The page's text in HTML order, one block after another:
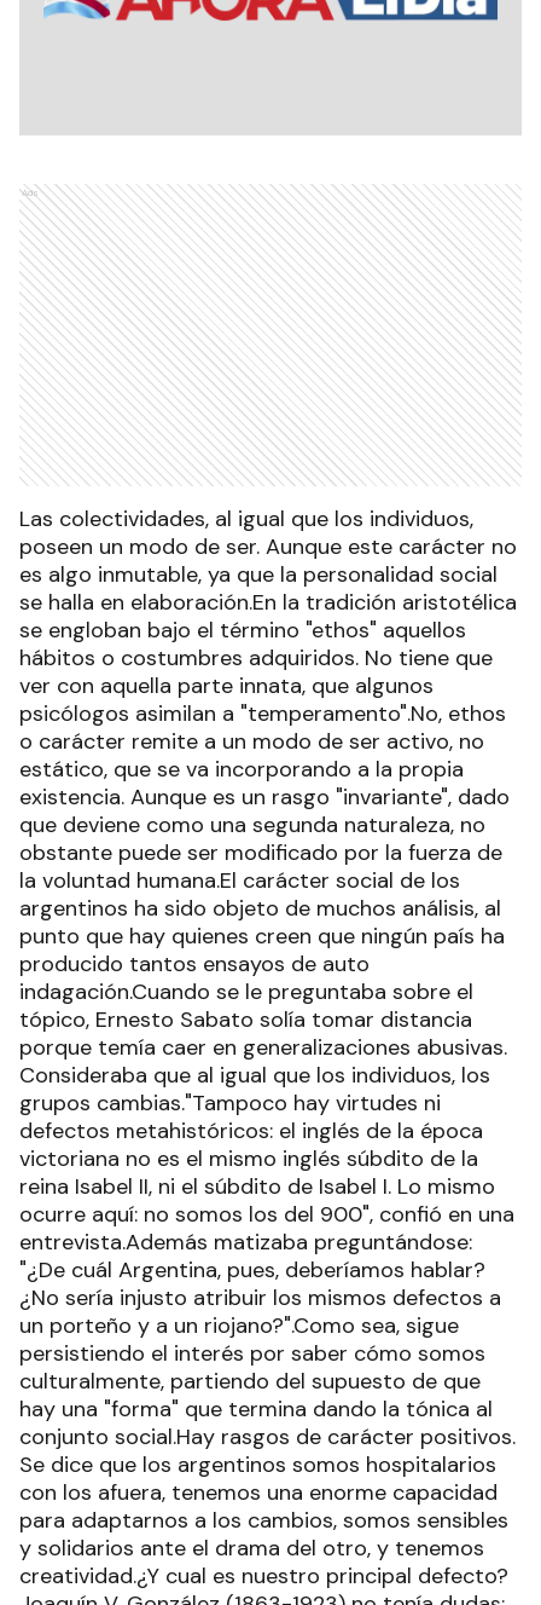
Ads
Las colectividades, al igual que los individuos,
poseen un modo de ser. Aunque este carácter no
es algo inmutable, ya que la personalidad social
se halla en elaboración.En la tradición aristotélica
se engloban bajo el término "ethos" aquellos
hábitos o costumbres adquiridos. No tiene que
ver con aquella parte innata, que algunos
psicólogos asimilan a "temperamento".No, ethos
o carácter remite a un modo de ser activo, no
estático, que se va incorporando a la propia
existencia. Aunque es un rasgo "invariante", dado
que deviene como una segunda naturaleza, no
obstante puede ser modificado por la fuerza de
la voluntad humana.El carácter social de los
argentinos ha sido objeto de muchos análisis, al
punto que hay quienes creen que ningún país ha
producido tantos ensayos de auto
indagación.Cuando se le preguntaba sobre el
tópico, Ernesto Sabato solía tomar distancia
porque temía caer en generalizaciones abusivas.
Consideraba que al igual que los individuos, los
grupos cambias."Tampoco hay virtudes ni
defectos metahistóricos: el inglés de la época
victoriana no es el mismo inglés súbdito de la
reina Isabel II, ni el súbdito de Isabel I. Lo mismo
ocurre aquí: no somos los del 900", confió en una
entrevista.Además matizaba preguntándose:
"¿De cuál Argentina, pues, deberíamos hablar?
¿No sería injusto atribuir los mismos defectos a
un porteño y a un riojano?".Como sea, sigue
persistiendo el interés por saber cómo somos
culturalmente, partiendo del supuesto de que
hay una "forma" que termina dando la tónica al
conjunto social.Hay rasgos de carácter positivos.
Se dice que los argentinos somos hospitalarios
con los afuera, tenemos una enorme capacidad
para adaptarnos a los cambios, somos sensibles
y solidarios ante el drama del otro, y tenemos
creatividad.¿Y cual es nuestro principal defecto?